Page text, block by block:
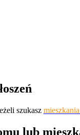
szukasz
lub